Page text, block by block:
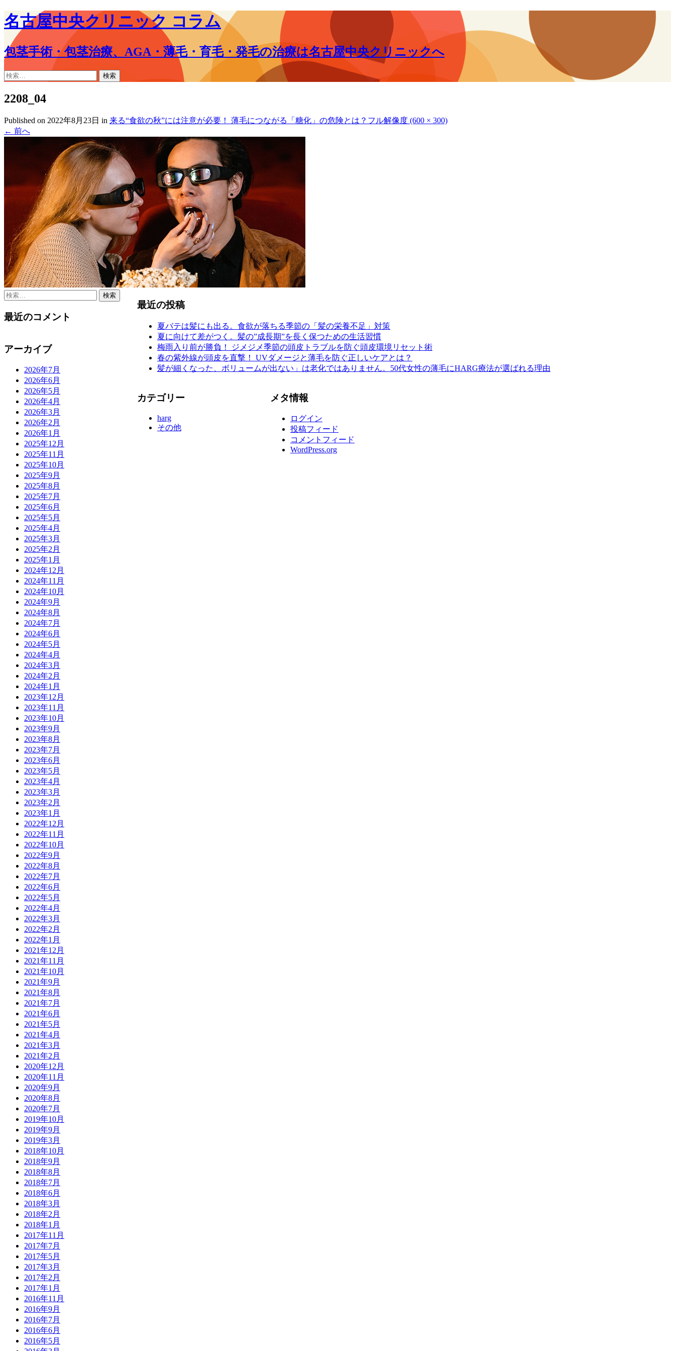
名古屋中央クリニック コラム
包茎手術・包茎治療、AGA・薄毛・育毛・発毛の治療は名古屋中央クリニックへ
コ
ン
テ
ツ
ス
検
索:
2208_04
Published on 2022年8月23日 in 来る“食欲の秋”には注意が必要！ 薄毛につながる「糖化」の危険とは？ フル解像度 (600 × 300)
← 前へ
検
最近の投稿
夏バテは髪にも出る。食欲が落ちる季節の「髪の栄養不足」対策
夏に向けて差がつく。髪の”成長期”を長く保つための生活習慣
梅雨入り前が勝負！ ジメジメ季節の頭皮トラブルを防ぐ頭皮環境リセット術
春の紫外線が頭皮を直撃！ UVダメージと薄毛を防ぐ正しいケアとは？
髪が細くなった、ボリュームが出ない」は老化ではありません。50代女性の薄毛にHARG療法が選ばれる理由
最近のコメント
アーカイブ
2026年7月
2026年6月
2026年5月
2026年4月
2026年3月
2026年2月
2026年1月
2025年12月
2025年11月
2025年10月
2025年9月
2025年8月
2025年7月
2025年6月
2025年5月
2025年4月
2025年3月
2025年2月
2025年1月
2024年12月
2024年11月
2024年10月
2024年9月
2024年8月
2024年7月
2024年6月
2024年5月
2024年4月
2024年3月
2024年2月
2024年1月
2023年12月
2023年11月
2023年10月
2023年9月
2023年8月
2023年7月
2023年6月
2023年5月
2023年4月
2023年3月
2023年2月
2023年1月
2022年12月
2022年11月
2022年10月
2022年9月
2022年8月
2022年7月
2022年6月
2022年5月
2022年4月
2022年3月
2022年2月
2022年1月
2021年12月
2021年11月
2021年10月
2021年9月
2021年8月
2021年7月
2021年6月
2021年5月
2021年4月
2021年3月
2021年2月
2020年12月
2020年11月
2020年9月
2020年8月
2020年7月
2019年10月
2019年9月
2019年3月
2018年10月
2018年9月
2018年8月
2018年7月
2018年6月
2018年3月
2018年2月
2018年1月
2017年11月
2017年7月
2017年5月
2017年3月
2017年2月
2017年1月
2016年11月
2016年9月
2016年7月
2016年6月
2016年5月
カテゴリー
harg
その他
メタ情報
ログイン
投稿フィード
コメントフィード
WordPress.org